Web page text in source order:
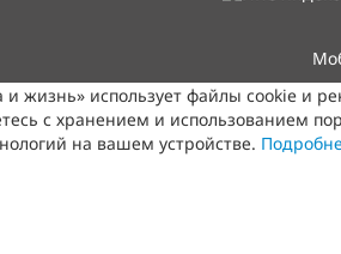
и жизнь» использует файлы cookie и
с хранением и использованием
на вашем устройстве.